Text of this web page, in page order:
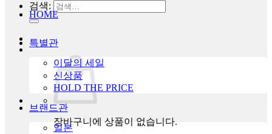
검색:
장바구니에 상품이 없습니다.
HOME
특별관
이달의 세일
신상품
HOLD THE PRICE
브랜드관
일본